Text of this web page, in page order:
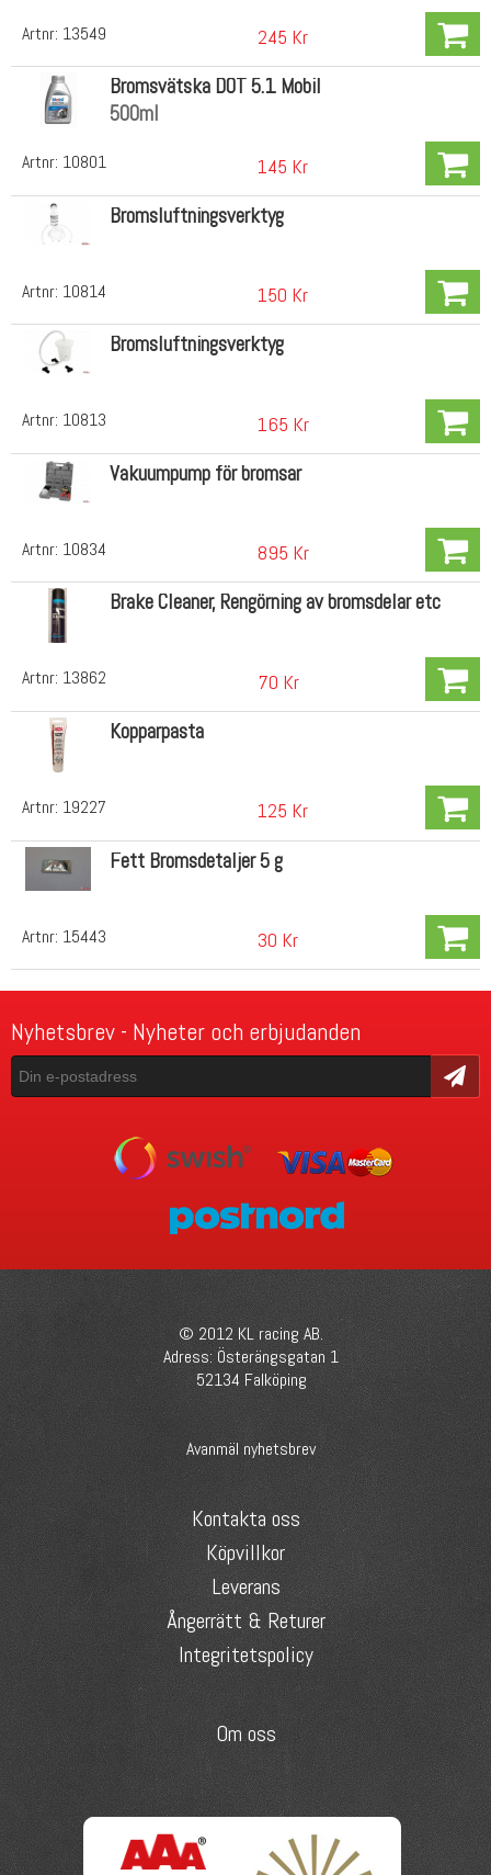
Artnr: 13549 245 Kr
Artnr: 10801
Bromsvätska DOT 5.1 Mobil
500ml
145 Kr
Artnr: 10814
Bromsluftningsverktyg
150 Kr
Artnr: 10813
Bromsluftningsverktyg
165 Kr
Artnr: 10834
Vakuumpump för bromsar
895 Kr
Artnr: 13862
Brake Cleaner, Rengörning av bromsdelar etc
70 Kr
Artnr: 19227
Kopparpasta
125 Kr
Artnr: 15443
Fett Bromsdetaljer 5 g
30 Kr
Nyhetsbrev - Nyheter och erbjudanden
Skicka
© 2012 KL racing AB.
Adress: Österängsgatan 1
52134 Falköping
Avanmäl nyhetsbrev
Kontakta oss
Köpvillkor
Leverans
Ångerrätt & Returer
Integritetspolicy
Om oss